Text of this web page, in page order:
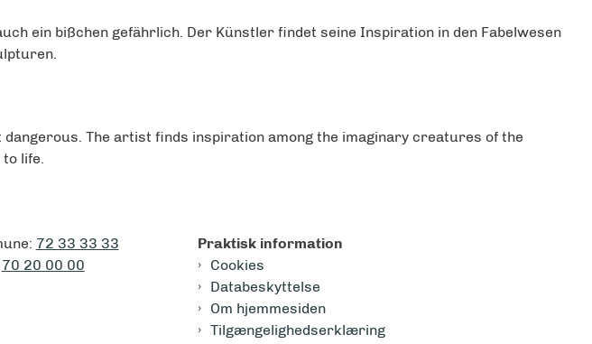
ein bißchen gefährlich. Der Künstler findet seine Inspiration in den Fabelwesen
The artist finds inspiration among the imaginary creatures of the
life.
72 33 33 33
70 20 00 00
Praktisk information
Cookies
Databeskyttelse
Om hjemmesiden
Tilgængelighedserklæring